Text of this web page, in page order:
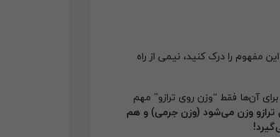
مفهوم را درک کنید، نیمی از راه
آن‌ها فقط “وزن روی ترازو” مهم
ترازو وزن می‌شود (وزن جرمی) و هم